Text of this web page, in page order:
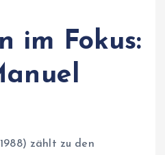
im Fokus:
zählt zu den